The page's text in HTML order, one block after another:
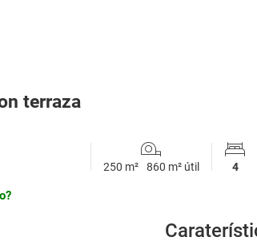
terraza
250 m² 860 m² útil 4